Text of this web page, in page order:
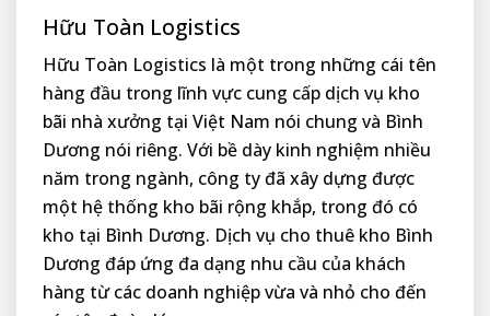
Hữu Toàn Logistics
Hữu Toàn Logistics là một trong những cái tên
hàng đầu trong lĩnh vực cung cấp dịch vụ kho
bãi nhà xưởng tại Việt Nam nói chung và Bình
Dương nói riêng. Với bề dày kinh nghiệm nhiều
năm trong ngành, công ty đã xây dựng được
một hệ thống kho bãi rộng khắp, trong đó có
kho tại Bình Dương. Dịch vụ cho thuê kho Bình
Dương đáp ứng đa dạng nhu cầu của khách
hàng từ các doanh nghiệp vừa và nhỏ cho đến